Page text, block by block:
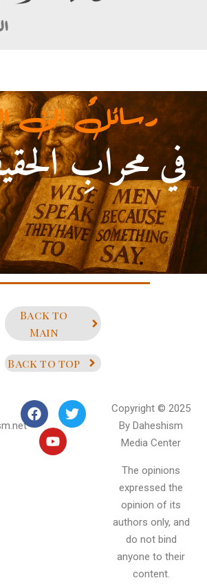
في محرابِ
علي بن أبي طالب)
رسائلٌ الى
Back to
Main
Back to top
Copyright © 2025
By Daheshism
Media Center
The opinions
expressed the
opinion of its
authors only, and
do not bind
anyone to their
content.